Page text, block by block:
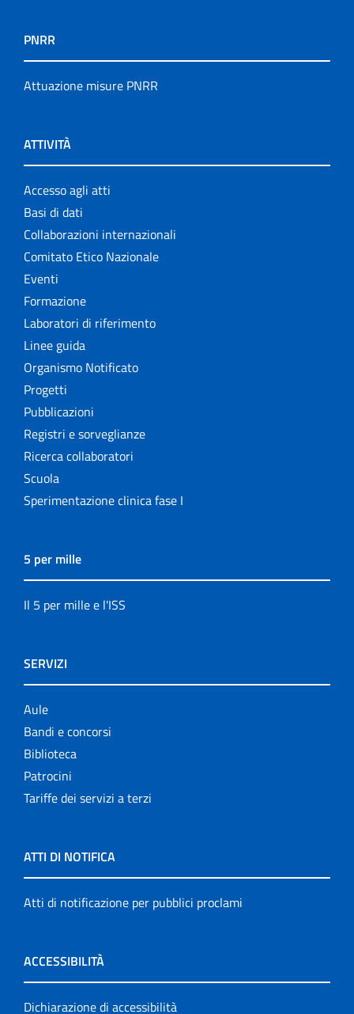
PNRR
Attuazione misure PNRR
ATTIVITÀ
Accesso agli atti
Basi di dati
Collaborazioni internazionali
Comitato Etico Nazionale
Eventi
Formazione
Laboratori di riferimento
Linee guida
Organismo Notificato
Progetti
Pubblicazioni
Registri e sorveglianze
Ricerca collaboratori
Scuola
Sperimentazione clinica fase I
5 per mille
Il 5 per mille e l'ISS
SERVIZI
Aule
Bandi e concorsi
Biblioteca
Patrocini
Tariffe dei servizi a terzi
ATTI DI NOTIFICA
Atti di notificazione per pubblici proclami
ACCESSIBILITÀ
Dichiarazione di accessibilità